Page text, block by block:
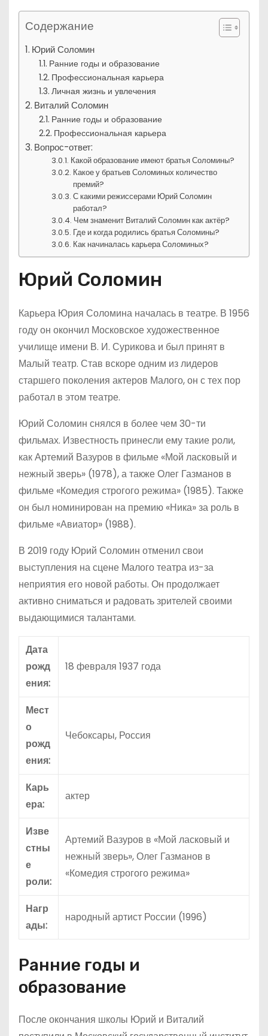
Содержание
Юрий Соломин
Ранние годы и образование
Профессиональная карьера
Личная жизнь и увлечения
Виталий Соломин
Ранние годы и образование
Профессиональная карьера
Вопрос-ответ:
Какой образование имеют братья Соломины?
Какое у братьев Соломиных количество
премий?
С какими режиссерами Юрий Соломин
работал?
Чем знаменит Виталий Соломин как актёр?
Где и когда родились братья Соломины?
Как начиналась карьера Соломиных?
Юрий Соломин
Карьера Юрия Соломина началась в театре. В 1956
году он окончил Московское художественное
училище имени В. И. Сурикова и был принят в
Малый театр. Став вскоре одним из лидеров
старшего поколения актеров Малого, он с тех пор
работал в этом театре.
Юрий Соломин снялся в более чем 30-ти
фильмах. Известность принесли ему такие роли,
как Артемий Вазуров в фильме «Мой ласковый и
нежный зверь» (1978), а также Олег Газманов в
фильме «Комедия строгого режима» (1985). Также
он был номинирован на премию «Ника» за роль в
фильме «Авиатор» (1988).
В 2019 году Юрий Соломин отменил свои
выступления на сцене Малого театра из-за
неприятия его новой работы. Он продолжает
активно сниматься и радовать зрителей своими
выдающимися талантами.
Дата
рожд
ения:
18 февраля 1937 года
Мест
о
рожд
ения:
Чебоксары, Россия
Карь
ера:
актер
Изве
стны
е
роли:
Артемий Вазуров в «Мой ласковый и
нежный зверь», Олег Газманов в
«Комедия строгого режима»
Нагр
ады:
народный артист России (1996)
Ранние годы и
образование
После окончания школы Юрий и Виталий